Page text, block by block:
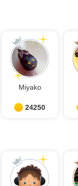
Miyako
24250